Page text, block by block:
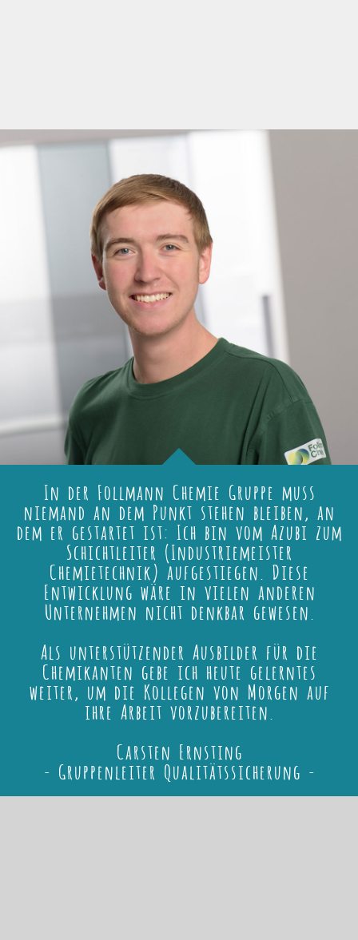
In der Follmann Chemie Gruppe muss
niemand an dem Punkt stehen bleiben, an
dem er gestartet ist: Ich bin vom Azubi zum
Schichtleiter (Industriemeister
Chemietechnik) aufgestiegen. Diese
Entwicklung wäre in vielen anderen
Unternehmen nicht denkbar gewesen.
Als unterstützender Ausbilder für die
Chemikanten gebe ich heute gelerntes
weiter, um die Kollegen von Morgen auf
ihre Arbeit vorzubereiten.
Carsten Ernsting
- Gruppenleiter Qualitätssicherung -